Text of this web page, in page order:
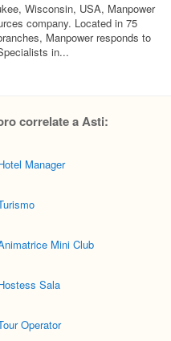
Wisconsin, USA, Manpower
company. Located in 75
Manpower responds to
in...
correlate a Asti:
Manager
Mini Club
Sala
Operator